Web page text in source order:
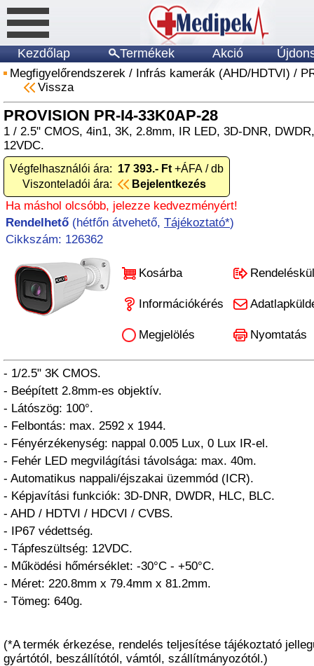
Kezdőlap Termékek Akció
Megfigyelőrendszerek / Infrás kamerák (AHD/HDTVI) /
Vissza
PROVISION PR-I4-33K0AP-28
1 / 2.5" CMOS, 4in1, 3K, 2.8mm, IR LED, 3D-DNR,
12VDC.
Végfelhasználói ára: 17 393.- Ft +ÁFA / db
Viszonteladói ára:
Bejelentkezés
Ha máshol olcsóbb, jelezze kedvezményért!
Rendelhető (hétfőn átvehető, Tájékoztató*)
Cikkszám: 126362
Kosárba
Információkérés
Megjelölés Nyomtatás
- 1/2.5" 3K CMOS.
- Beépített 2.8mm-es objektív.
- Látószög: 100°.
- Felbontás: max. 2592 x 1944.
- Fényérzékenység: nappal 0.005 Lux, 0 Lux IR-el.
- Fehér LED megvilágítási távolsága: max. 40m.
- Automatikus nappali/éjszakai üzemmód (ICR).
- Képjavítási funkciók: 3D-DNR, DWDR, HLC, BLC.
- AHD / HDTVI / HDCVI / CVBS.
- IP67 védettség.
- Tápfeszültség: 12VDC.
- Működési hőmérséklet: -30°C - +50°C.
- Méret: 220.8mm x 79.4mm x 81.2mm.
- Tömeg: 640g.
(*A termék érkezése, rendelés teljesítése tájékoztató
gyártótól, beszállítótól, vámtól, szállítmányozótól.)